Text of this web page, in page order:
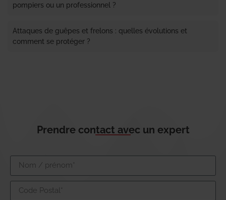
pompiers ou un professionnel ?
Attaques de guêpes et frelons : quelles évolutions et
comment se protéger ?
Prendre contact avec un expert